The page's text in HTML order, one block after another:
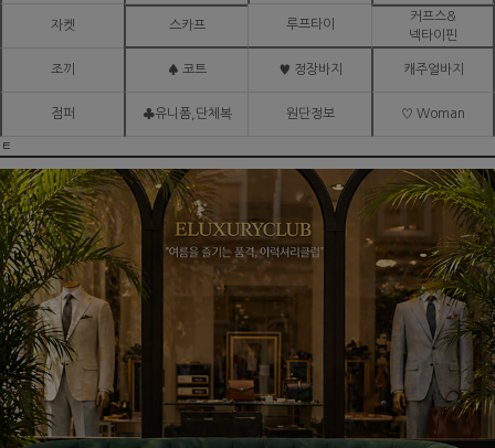
자켓 스카프 루프타이
커프스&
넥타이핀
조끼 ♠ 코트 ♥ 정장바지 캐주얼바지
점퍼 ♣유니폼,단체복 원단정보 ♡ Woman
ㅌ